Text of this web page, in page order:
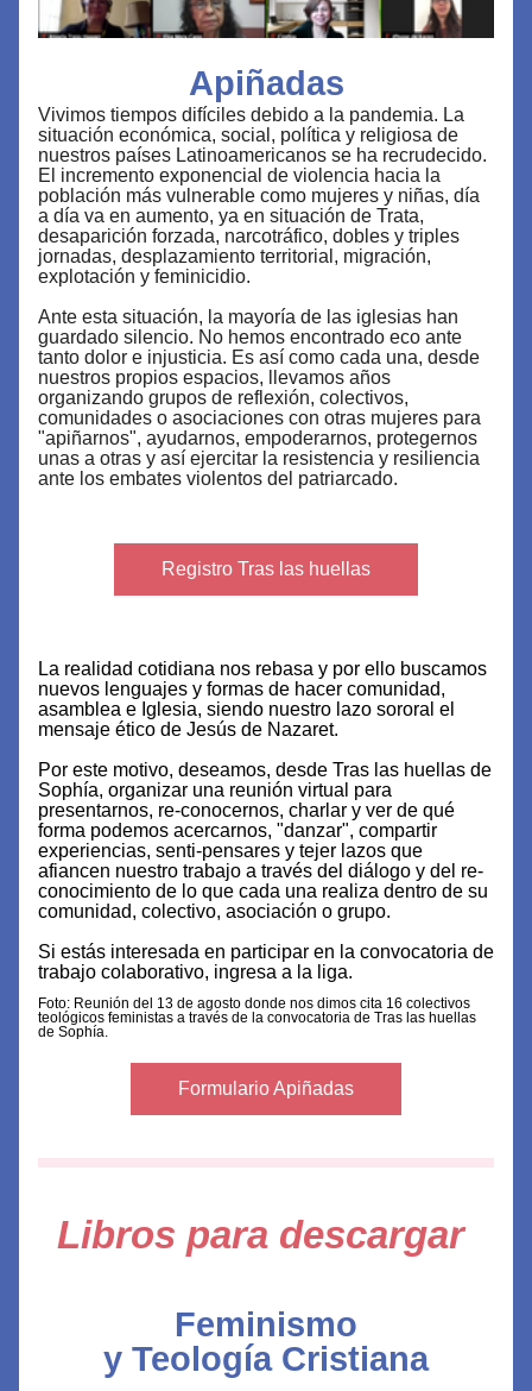
Apiñadas
Vivimos tiempos difíciles debido a la pandemia. La
situación económica, social, política y religiosa de
nuestros países Latinoamericanos se ha recrudecido.
El incremento exponencial de violencia hacia la
población más vulnerable como mujeres y niñas, día
a día va en aumento, ya en situación de Trata,
desaparición forzada, narcotráfico, dobles y triples
jornadas, desplazamiento territorial, migración,
explotación y feminicidio.
Ante esta situación, la mayoría de las iglesias han
guardado silencio. No hemos encontrado eco ante
tanto dolor e injusticia. Es así como cada una, desde
nuestros propios espacios, llevamos años
organizando grupos de reflexión, colectivos,
comunidades o asociaciones con otras mujeres para
"apiñarnos", ayudarnos, empoderarnos, protegernos
unas a otras y así ejercitar la resistencia y resiliencia
ante los embates violentos del patriarcado.
Registro Tras las huellas
La realidad cotidiana nos rebasa y por ello buscamos
nuevos lenguajes y formas de hacer comunidad,
asamblea e Iglesia, siendo nuestro lazo sororal el
mensaje ético de Jesús de Nazaret.
Por este motivo, deseamos, desde Tras las huellas de
Sophía, organizar una reunión virtual para
presentarnos, re-conocernos, charlar y ver de qué
forma podemos acercarnos, "danzar", compartir
experiencias, senti-pensares y tejer lazos que
afiancen nuestro trabajo a través del diálogo y del re-
conocimiento de lo que cada una realiza dentro de su
comunidad, colectivo, asociación o grupo.
Si estás interesada en participar en la convocatoria de
trabajo colaborativo, ingresa a la liga.
Foto: Reunión del 13 de agosto donde nos dimos cita 16 colectivos
teológicos feministas a través de la convocatoria de Tras las huellas
de Sophía.
Formulario Apiñadas
Libros para descargar
Feminismo
y Teología Cristiana